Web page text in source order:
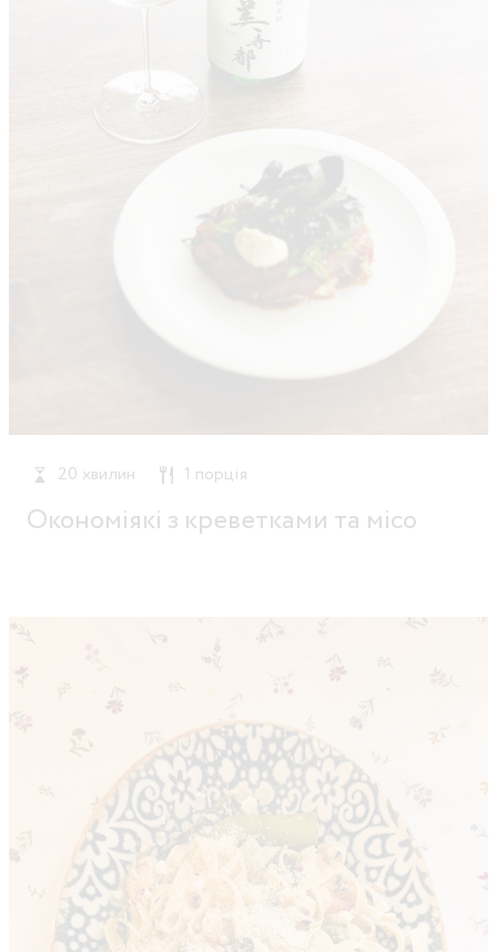
20 хвилин 1 порція
Окономіякі з креветками та місо